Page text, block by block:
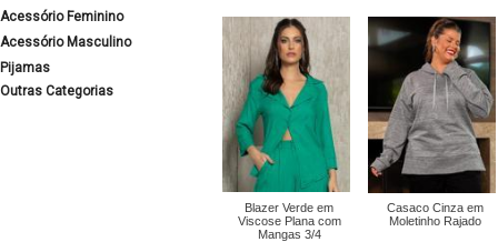
Acessório Feminino
Acessório Masculino
Pijamas
Outras Categorias
Blazer Verde em
Viscose Plana com
Mangas 3/4
Casaco Cinza em
Moletinho Rajado